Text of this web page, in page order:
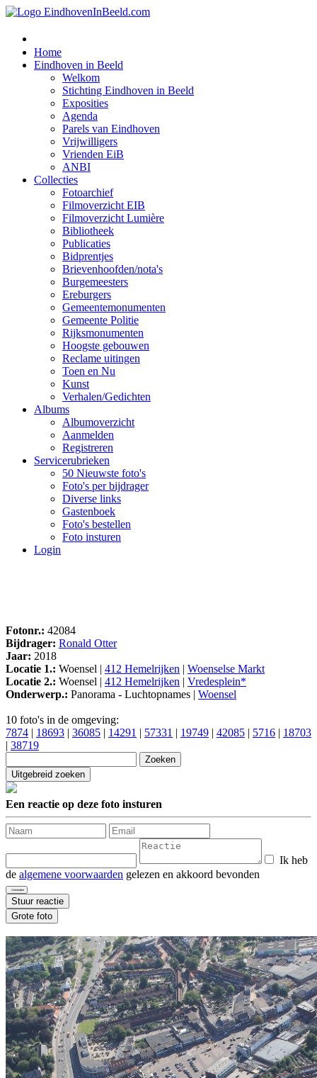
Home
Eindhoven in Beeld
Welkom
Stichting Eindhoven in Beeld
Exposities
Agenda
Parels van Eindhoven
Vrijwilligers
Vrienden EiB
ANBI
Collecties
Fotoarchief
Filmoverzicht EIB
Filmoverzicht Lumière
Bibliotheek
Publicaties
Bidprentjes
Brievenhoofden/nota's
Burgemeesters
Ereburgers
Gemeentemonumenten
Gemeente Politie
Rijksmonumenten
Hoogste gebouwen
Reclame uitingen
Toen en Nu
Kunst
Verhalen/Gedichten
Albums
Albumoverzicht
Aanmelden
Registreren
Servicerubrieken
50 Nieuwste foto's
Foto's per bijdrager
Diverse links
Gastenboek
Foto's bestellen
Foto insturen
Login
Fotonr.: 42084
Bijdrager: Ronald Otter
Jaar: 2018
Locatie 1.: Woensel | 412 Hemelrijken | Woenselse Markt
Locatie 2.: Woensel | 412 Hemelrijken | Vredesplein*
Onderwerp.: Panorama - Luchtopnames | Woensel
10 foto's in de omgeving:
7874 | 18693 | 36085 | 14291 | 57331 | 19749 | 42085 | 5716 | 18703
| 38719
Een reactie op deze foto insturen
Ik heb
de algemene voorwaarden gelezen en akkoord bevonden